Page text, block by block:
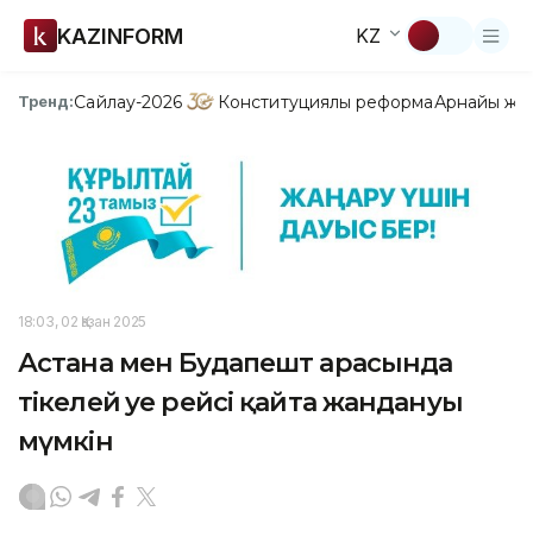
KAZINFORM KZ
Тренд:Сайлау-2026 Конституциялық реформаАрнайы
18:03, 02 Қазан 2025
Астана мен Будапешт арасында
тікелей әуе рейсі қайта жандануы
мүмкін